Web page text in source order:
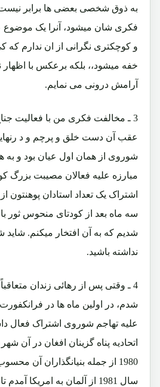
به ذوق شخصی بعضی ها برابر
فکری شان میشود، آنرا یک موضوع
و کوچکتری نگرانی از ان ندارم که
خفه میشود،، بلکه برعکس با
آرامش درونی می نمایم.
3 ـ مخالفت فکری من با فعالیت
عقب آن دست خلق و پرچم و د
شوروی از همان اول عیان بود و به
مبارزه علیه فعالان مصیبت بزرگ
اشتراک یک تعداد استادان پوهنتون
سه ماه بعد از کودتای منحوس ثور
شدیم که به آن افتخار میکنم. شاید
نداشته باشید.
4 ـ وقتی پس از رهائی زندان
شدم، در اولین ماه ها در
علیه تهاجم شوروی اشتراک فعال
اتحادیه پناه گزینان افغان در آن
1980 از جمله بنیانگذاران آن
سال 1981 از آلمان به امریکا